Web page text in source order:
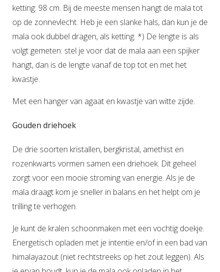
ketting: 98 cm. Bij de meeste mensen hangt de mala tot
op de zonnevlecht. Heb je een slanke hals, dan kun je de
mala ook dubbel dragen, als ketting. *) De lengte is als
volgt gemeten: stel je voor dat de mala aan een spijker
hangt, dan is de lengte vanaf de top tot en met het
kwastje.
Met een hanger van agaat en kwastje van witte zijde.
Gouden driehoek
De drie soorten kristallen, bergkristal, amethist en
rozenkwarts vormen samen een driehoek. Dit geheel
zorgt voor een mooie stroming van energie. Als je de
mala draagt kom je sneller in balans en het helpt om je
trilling te verhogen.
Je kunt de kralen schoonmaken met een vochtig doekje.
Energetisch opladen met je intentie en/of in een bad van
himalayazout (niet rechtstreeks op het zout leggen). Als